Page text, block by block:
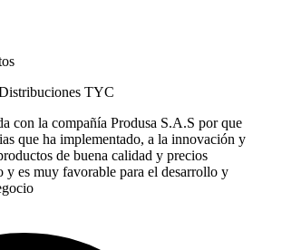
TYC
con la compañía Produsa S.A.S por que
que ha implementado, a la innovación y
de buena calidad y precios
y es muy favorable para el desarrollo y